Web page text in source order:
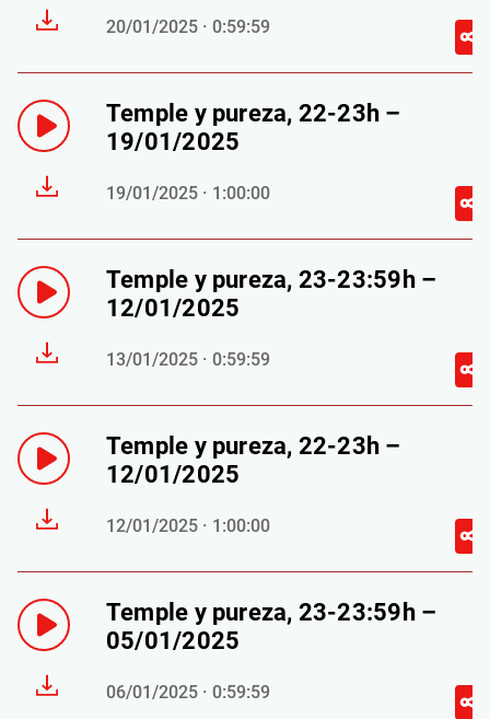
20/01/2025 · 0:59:59
Temple y pureza, 22-23h –
19/01/2025
19/01/2025 · 1:00:00
Temple y pureza, 23-23:59h –
12/01/2025
13/01/2025 · 0:59:59
Temple y pureza, 22-23h –
12/01/2025
12/01/2025 · 1:00:00
Temple y pureza, 23-23:59h –
05/01/2025
06/01/2025 · 0:59:59